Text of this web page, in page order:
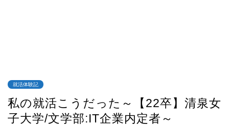
就活体験記
私の就活こうだった～【22卒】清泉女
子大学/文学部:IT企業内定者～